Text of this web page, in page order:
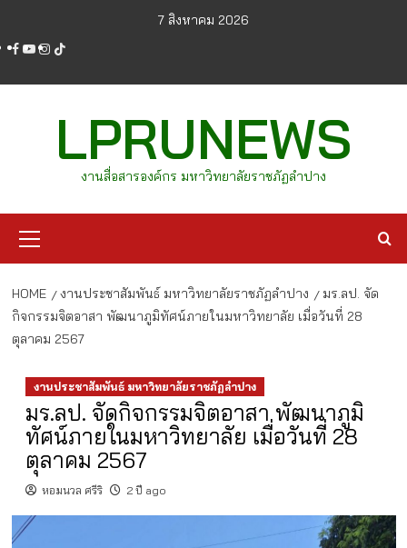
content
7 สิงหาคม 2026
facebook
youtube
instagram
tiktok
LPRUNEWS
งานสื่อสารองค์กร มหาวิทยาลัยราชภัฏลำปาง
Menu
HOME งานประชาสัมพันธ์ มหาวิทยาลัยราชภัฏลำปาง
มร.ลป. จัด
กิจกรรมจิตอาสา พัฒนาภูมิทัศน์ภายในมหาวิทยาลัย เมื่อวันที่ 28
ตุลาคม 2567
งานประชาสัมพันธ์ มหาวิทยาลัยราชภัฏลำปาง
มร.ลป. จัดกิจกรรมจิตอาสา พัฒนาภูมิ
ทัศน์ภายในมหาวิทยาลัย เมื่อวันที่ 28
ตุลาคม 2567
หอมนวล ศรีริ 2 ปี ago